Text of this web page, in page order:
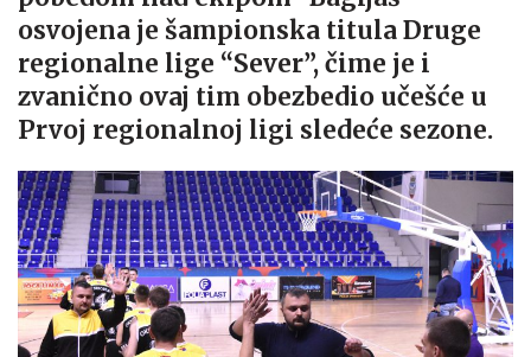
osvojena je šampionska titula Druge
regionalne lige “Sever”, čime je i
zvanično ovaj tim obezbedio učešće u
Prvoj regionalnoj ligi sledeće sezone.